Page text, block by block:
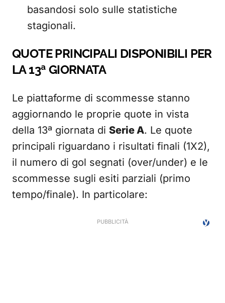
basandosi solo sulle statistiche
stagionali.
QUOTE PRINCIPALI DISPONIBILI PER
LA 13ª GIORNATA
Le piattaforme di scommesse stanno
aggiornando le proprie quote in vista
della 13ª giornata di Serie A. Le quote
principali riguardano i risultati finali (1X2),
il numero di gol segnati (over/under) e le
scommesse sugli esiti parziali (primo
tempo/finale). In particolare: